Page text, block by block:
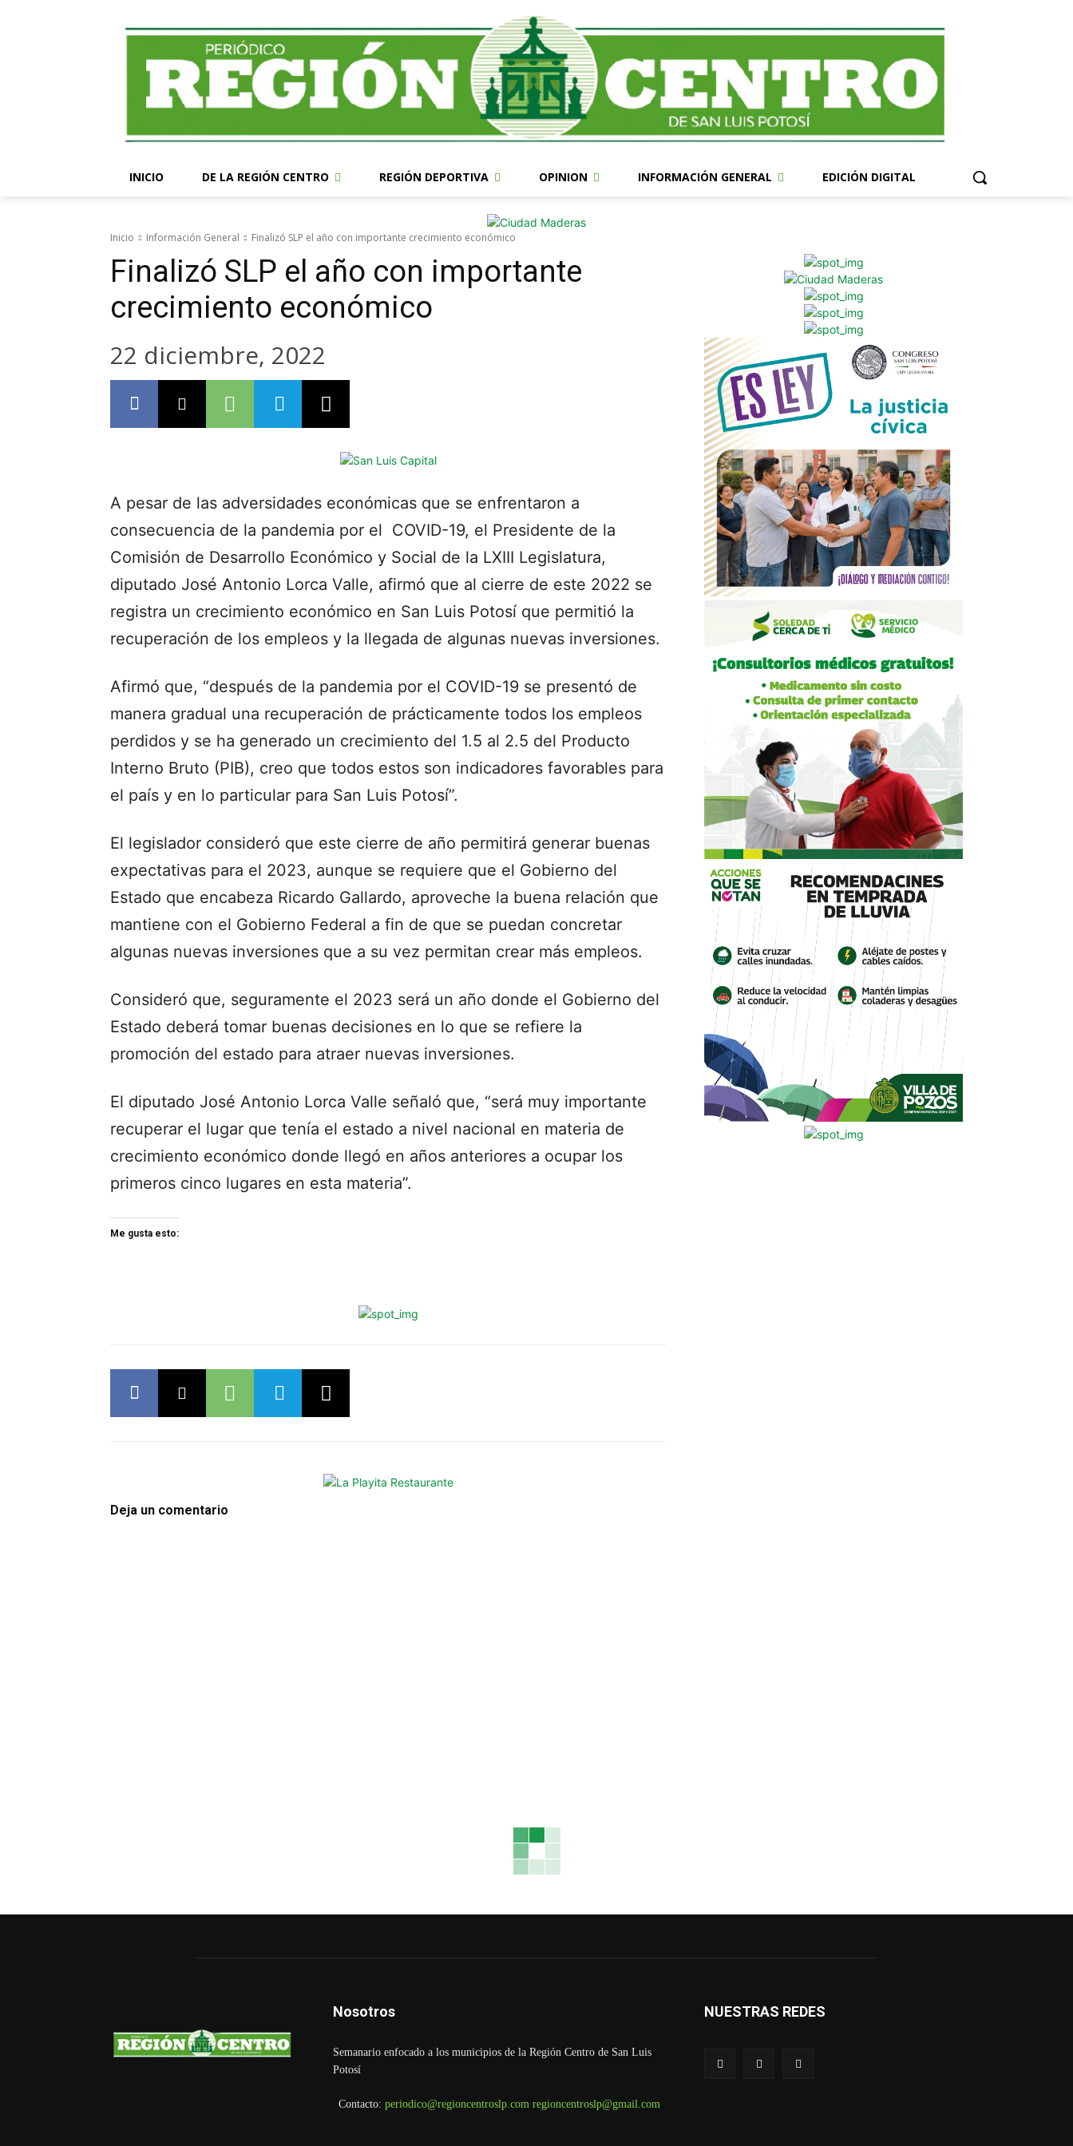
INICIO DE LA REGIÓN CENTRO REGIÓN DEPORTIVA OPINION INFORMACIÓN GENERAL EDICIÓN DIGITAL
Inicio Información General Finalizó SLP el año con importante crecimiento económico
Finalizó SLP el año con importante
crecimiento económico
22 diciembre, 2022
A pesar de las adversidades económicas que se enfrentaron a
consecuencia de la pandemia por el COVID-19, el Presidente de la
Comisión de Desarrollo Económico y Social de la LXIII Legislatura,
diputado José Antonio Lorca Valle, afirmó que al cierre de este 2022 se
registra un crecimiento económico en San Luis Potosí que permitió la
recuperación de los empleos y la llegada de algunas nuevas inversiones.
Afirmó que, “después de la pandemia por el COVID-19 se presentó de
manera gradual una recuperación de prácticamente todos los empleos
perdidos y se ha generado un crecimiento del 1.5 al 2.5 del Producto
Interno Bruto (PIB), creo que todos estos son indicadores favorables para
el país y en lo particular para San Luis Potosí”.
El legislador consideró que este cierre de año permitirá generar buenas
expectativas para el 2023, aunque se requiere que el Gobierno del
Estado que encabeza Ricardo Gallardo, aproveche la buena relación que
mantiene con el Gobierno Federal a fin de que se puedan concretar
algunas nuevas inversiones que a su vez permitan crear más empleos.
Consideró que, seguramente el 2023 será un año donde el Gobierno del
Estado deberá tomar buenas decisiones en lo que se refiere la
promoción del estado para atraer nuevas inversiones.
El diputado José Antonio Lorca Valle señaló que, “será muy importante
recuperar el lugar que tenía el estado a nivel nacional en materia de
crecimiento económico donde llegó en años anteriores a ocupar los
primeros cinco lugares en esta materia”.
Me gusta esto:
Deja un comentario
Nosotros
Semanario enfocado a los municipios de la Región Centro de San Luis
Potosí
Contacto: periodico@regioncentroslp.com regioncentroslp@gmail.com
NUESTRAS REDES